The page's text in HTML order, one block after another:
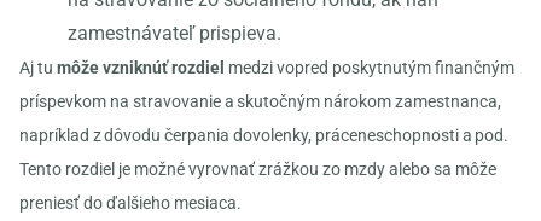
zamestnávateľ prispieva.
Aj tu môže vzniknúť rozdiel medzi vopred poskytnutým finančným
príspevkom na stravovanie a skutočným nárokom zamestnanca,
napríklad z dôvodu čerpania dovolenky, práceneschopnosti a pod.
Tento rozdiel je možné vyrovnať zrážkou zo mzdy alebo sa môže
preniesť do ďalšieho mesiaca.